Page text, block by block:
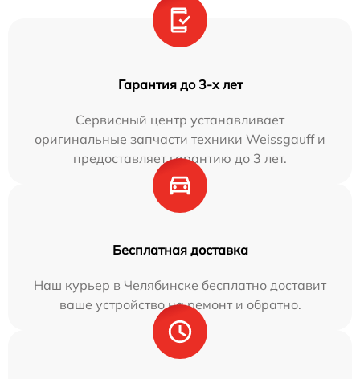
Гарантия до 3-х лет
Сервисный центр устанавливает
оригинальные запчасти техники Weissgauff и
предоставляет гарантию до 3 лет.
Бесплатная доставка
Наш курьер в Челябинске бесплатно доставит
ваше устройство на ремонт и обратно.